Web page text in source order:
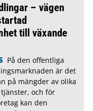
– vägen
till växande
På den offentliga
är det
på mängder av olika
och för
kan den